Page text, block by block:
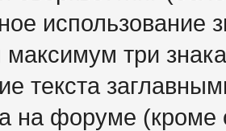
использование
три
текста
на форуме (кроме